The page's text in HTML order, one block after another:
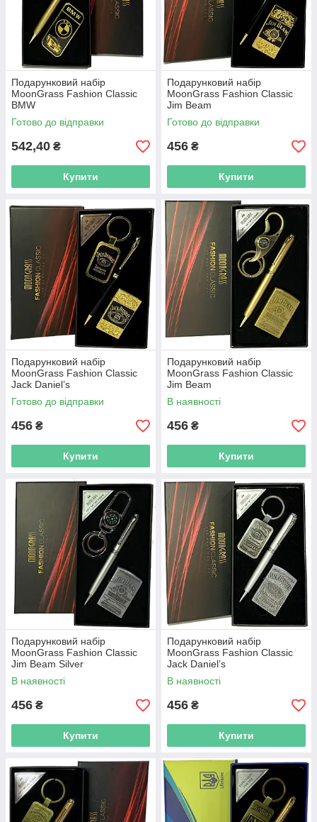
Подарунковий набір
MoonGrass Fashion Classic
BMW
Готово до відправки
542,40 ₴
Купити
Подарунковий набір
MoonGrass Fashion Classic
Jim Beam
Готово до відправки
456 ₴
Купити
Подарунковий набір
MoonGrass Fashion Classic
Jack Daniel’s
Готово до відправки
456 ₴
Купити
Подарунковий набір
MoonGrass Fashion Classic
Jim Beam
В наявності
456 ₴
Купити
Подарунковий набір
MoonGrass Fashion Classic
Jim Beam Silver
В наявності
456 ₴
Купити
Подарунковий набір
MoonGrass Fashion Classic
Jack Daniel’s
В наявності
456 ₴
Купити